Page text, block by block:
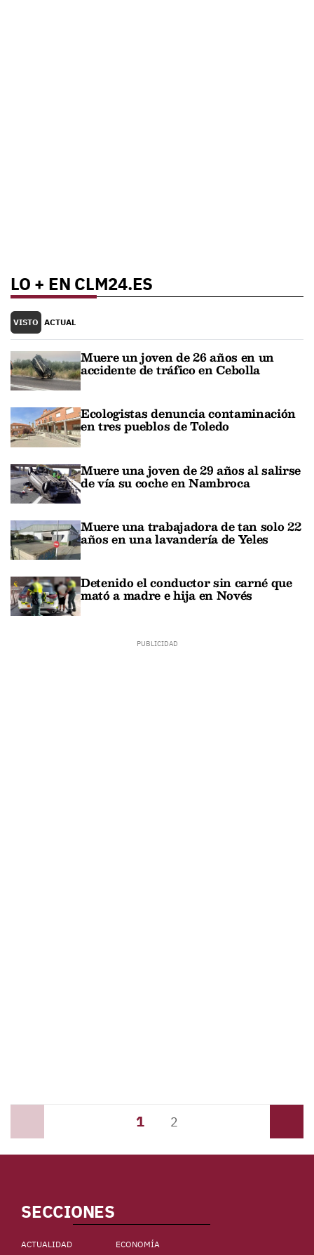
LO + EN CLM24.ES
VISTO ACTUAL
Muere un joven de 26 años en un
accidente de tráfico en Cebolla
Ecologistas denuncia contaminación
en tres pueblos de Toledo
Muere una joven de 29 años al salirse
de vía su coche en Nambroca
Muere una trabajadora de tan solo 22
años en una lavandería de Yeles
Detenido el conductor sin carné que
mató a madre e hija en Novés
1 2
SECCIONES
ACTUALIDAD
ECONOMÍA